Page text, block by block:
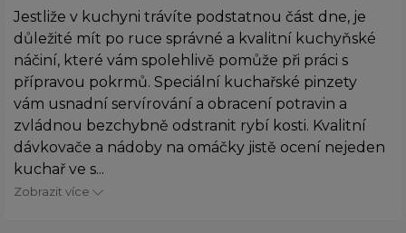
Jestliže v kuchyni trávíte podstatnou část dne, je
důležité mít po ruce správné a kvalitní kuchyňské
náčiní, které vám spolehlivě pomůže při práci s
přípravou pokrmů. Speciální kuchařské pinzety
vám usnadní servírování a obracení potravin a
zvládnou bezchybně odstranit rybí kosti. Kvalitní
dávkovače a nádoby na omáčky jistě ocení nejeden
kuchař ve s...
Zobrazit více